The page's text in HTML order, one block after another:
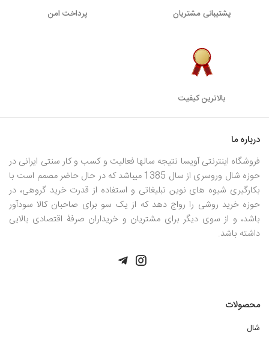
پشتیبانی مشتریان پرداخت امن
بالاترین کیفیت
درباره ما
فروشگاه اینترنتی آویسا نتیجه سالها فعالیت و کسب و کار سنتی ایرانی در
حوزه شال وروسری از سال 1385 میباشد که در حال حاضر مصمم است با
بکارگیری شیوه های نوین تبلیغاتی و استفاده از قدرت خرید گروهی، در
حوزه خرید روشی را رواج دهد که از یک سو برای صاحبان کالا سودآور
باشد، و از سوی دیگر برای مشتریان و خریداران صرفۀ اقتصادی بالایی
داشته باشد.
محصولات
شال